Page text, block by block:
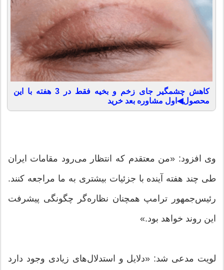
کاهش چشمگیر جای زخم و بخیه فقط در 3 هفته با این
محصول◀اول مشاوره بعد خرید
وی افزود: «من معتقدم که انتظار می‌رود مقامات ایران
طی چند هفته آینده با جزئیات بیشتری به ما مراجعه کنند.
رئیس‌جمهور ترامپ همچنان نظاره‌گر چگونگی پیشرفت
این روند خواهد بود.»
لویت مدعی شد: «دلایل و استدلال‌های زیادی وجود دارد